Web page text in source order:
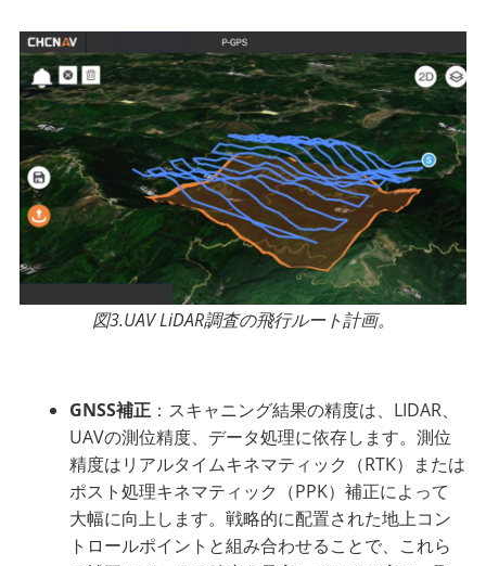
図3.UAV LiDAR調査の飛行ルート計画。
GNSS補正 ：スキャニング結果の精度は、LIDAR、
UAVの測位精度、データ処理に依存します。測位
精度はリアルタイムキネマティック（RTK）または
ポスト処理キネマティック（PPK）補正によって
大幅に向上します。戦略的に配置された地上コン
トロールポイントと組み合わせることで、これら